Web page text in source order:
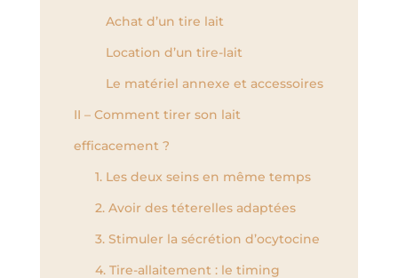
Achat d’un tire lait
Location d’un tire-lait
Le matériel annexe et accessoires
II – Comment tirer son lait
efficacement ?
1. Les deux seins en même temps
2. Avoir des téterelles adaptées
3. Stimuler la sécrétion d’ocytocine
4. Tire-allaitement : le timing